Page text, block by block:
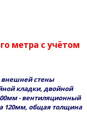
метра с учётом
внешней стены
кладки, двойной
- вентиляционный
120мм, общая толщина